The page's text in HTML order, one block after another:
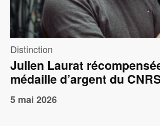
Distinction
Julien Laurat
médaille d’argent du
5 mai 2026